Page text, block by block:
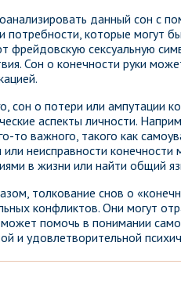
данный сон с
потребности, которые могут
фрейдовскую сексуальную
Сон о конечности руки
сон о потери или ампутации
аспекты личности.
то важного, такого как
неисправности конечности
в жизни или найти общий
толкование снов о
конфликтов. Они могут
помочь в понимании
и удовлетворительной